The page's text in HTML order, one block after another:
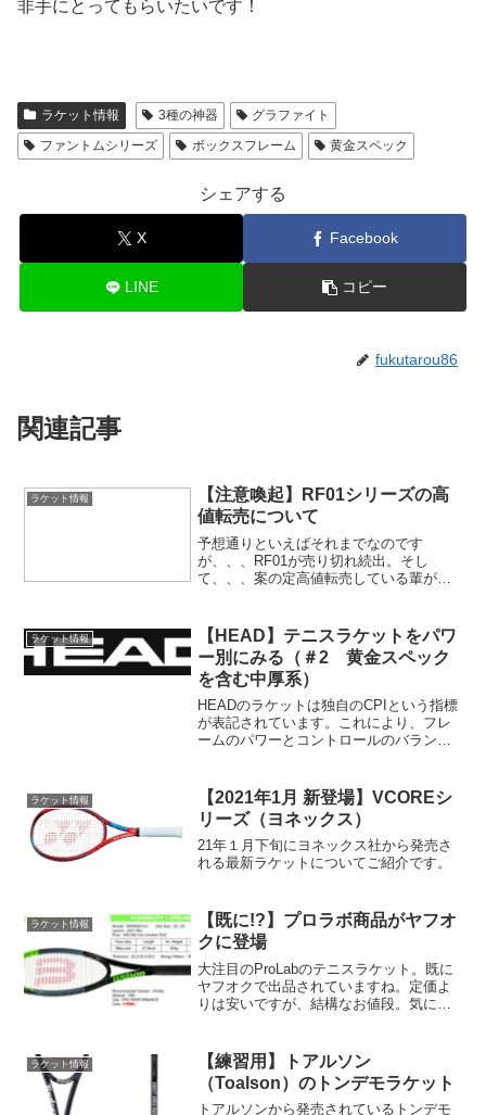
非手にとってもらいたいです！
ラケット情報 3種の神器
グラファイト
ファントムシリーズ
ボックスフレーム 黄金スペック
シェアする
X Facebook
LINE コピー
fukutarou86
関連記事
ラケット情報
【注意喚起】RF01シリーズの高
値転売について
予想通りといえばそれまでなのです
が、、、RF01が売り切れ続出。そし
て、、、案の定高値転売している輩がお
起です。このブログを読む人はかなり少
ないので意味ないかもですが、、、
ラケット情報
【HEAD】テニスラケットをパワ
ー別にみる（＃2 黄金スペック
を含む中厚系）
HEADのラケットは独自のCPIという指標
が表記されています。これにより、フレ
ームのパワーとコントロールのバランス
ー層が広いゾーンのラケットを紹介して
いきます。
ラケット情報
【2021年1月 新登場】VCOREシ
リーズ（ヨネックス）
21年１月下旬にヨネックス社から発売さ
れる最新ラケットについてご紹介です。
ラケット情報
【既に!?】プロラボ商品がヤフオ
クに登場
大注目のProLabのテニスラケット。既に
ヤフオクで出品されていますね。定価よ
りは安いですが、結構なお値段。気には
しょかね！？
ラケット情報
【練習用】トアルソン
（Toalson）のトンデモラケット
トアルソンから発売されているトンデモ